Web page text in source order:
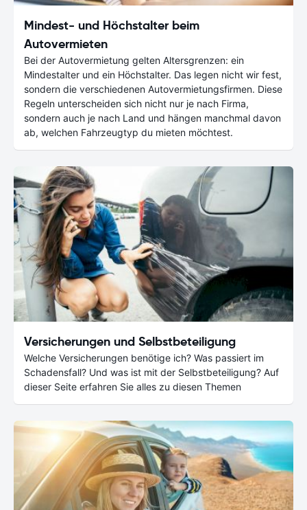
Mindest- und Höchstalter beim
Autovermieten
Bei der Autovermietung gelten Altersgrenzen: ein
Mindestalter und ein Höchstalter. Das legen nicht wir fest,
sondern die verschiedenen Autovermietungsfirmen. Diese
Regeln unterscheiden sich nicht nur je nach Firma,
sondern auch je nach Land und hängen manchmal davon
ab, welchen Fahrzeugtyp du mieten möchtest.
Versicherungen und Selbstbeteiligung
Welche Versicherungen benötige ich? Was passiert im
Schadensfall? Und was ist mit der Selbstbeteiligung? Auf
dieser Seite erfahren Sie alles zu diesen Themen